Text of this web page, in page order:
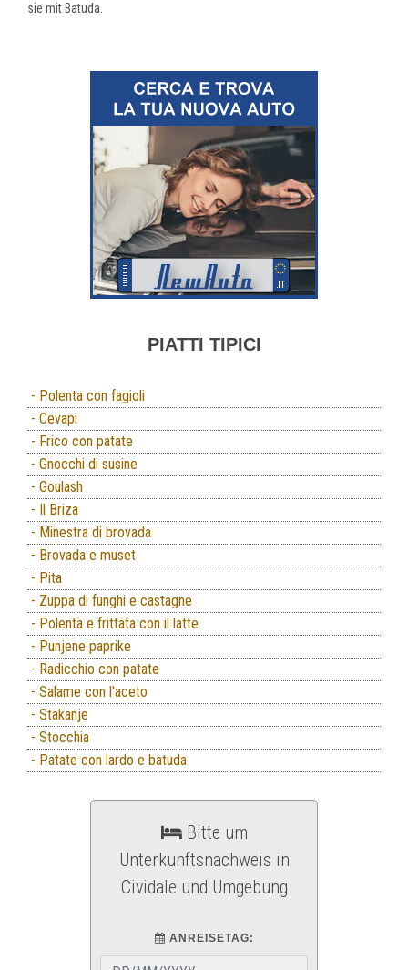
sie mit Batuda.
PIATTI TIPICI
- Polenta con fagioli
- Cevapi
- Frico con patate
- Gnocchi di susine
- Goulash
- Il Briza
- Minestra di brovada
- Brovada e muset
- Pita
- Zuppa di funghi e castagne
- Polenta e frittata con il latte
- Punjene paprike
- Radicchio con patate
- Salame con l'aceto
- Stakanje
- Stocchia
- Patate con lardo e batuda
Bitte um
Unterkunftsnachweis in
Cividale und Umgebung
ANREISETAG: